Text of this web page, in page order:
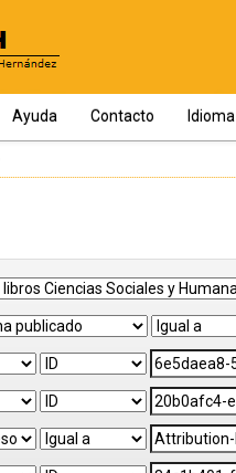
Ayuda Contacto Idioma